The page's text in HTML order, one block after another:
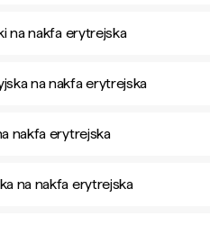
na nakfa erytrejska
na nakfa erytrejska
nakfa erytrejska
na nakfa erytrejska